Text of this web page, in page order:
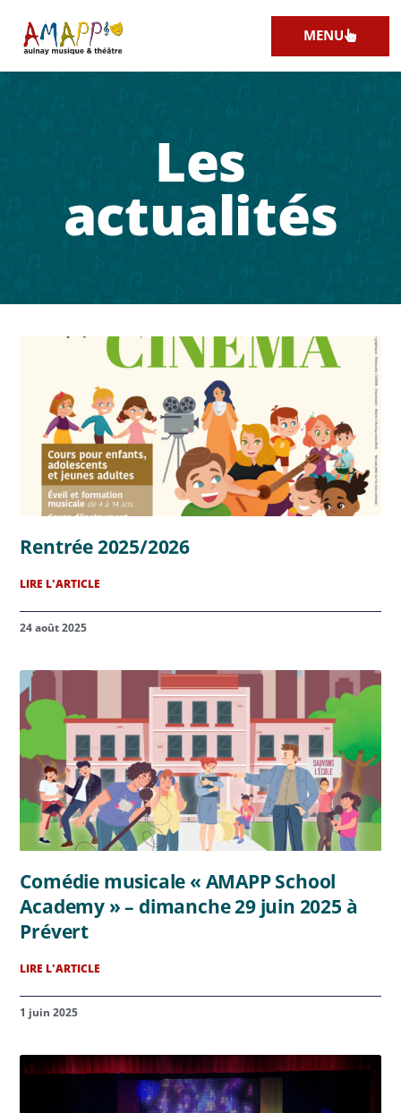
MENU
Les
actualités
Rentrée 2025/2026
LIRE L'ARTICLE
24 août 2025
Comédie musicale « AMAPP School
Academy » – dimanche 29 juin 2025 à
Prévert
LIRE L'ARTICLE
1 juin 2025